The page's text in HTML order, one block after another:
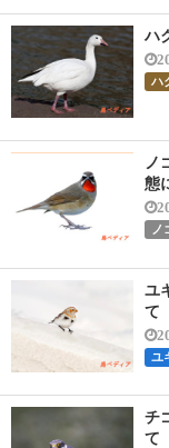
ハ
ハ
ノ
態
ノ
ユ
て
ユ
チ
て